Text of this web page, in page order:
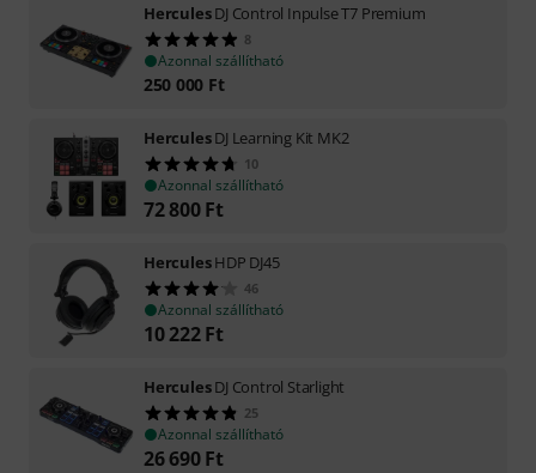
HerculesDJ Control Inpulse T7 Premium
8
Azonnal szállítható
250 000 Ft
HerculesDJ Learning Kit MK2
10
Azonnal szállítható
72 800 Ft
HerculesHDP DJ45
46
Azonnal szállítható
10 222 Ft
HerculesDJ Control Starlight
25
Azonnal szállítható
26 690 Ft